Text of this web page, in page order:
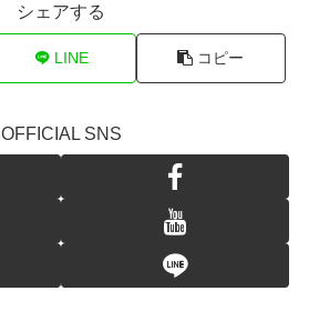
シェアする
LINE コピー
OFFICIAL SNS